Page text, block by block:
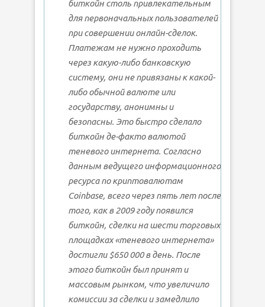
биткойн столь привлекательным
для первоначальных пользователей
при совершении онлайн-сделок.
Платежам не нужно проходить
через какую-либо банковскую
систему, они не привязаны к какой-
либо обычной валюте или
государству, анонимны и
безопасны. Это быстро сделало
биткойн де-факто валютой
теневого интернета. Согласно
данным ведущего информационного
ресурса по криптовалютам
Coinbase, всего через пять лет после
того, как в 2009 году появился
биткойн, сделки на шести торговых
площадках «теневого интернета»
достигли $650 000 в день. После
этого биткойн был принят и
массовым рынком, что увеличило
комиссии за сделки и замедлило